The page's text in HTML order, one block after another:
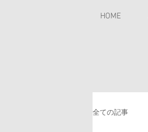
HOME
全ての記事